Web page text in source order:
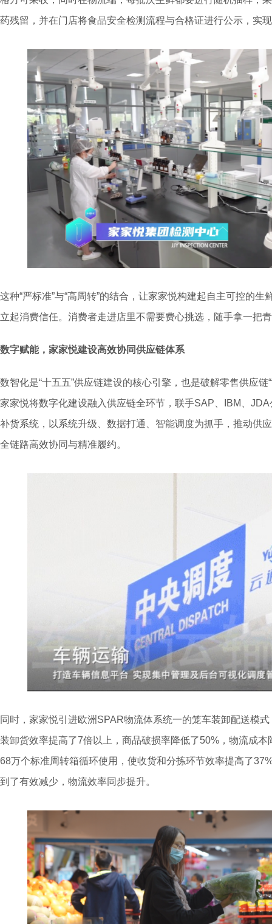
药残留，并在门店将食品安全检测流程与合格证进行公示，实
这种“严标准”与“高周转”的结合，让家家悦构建起自主可控的
立起消费信任。消费者走进店里不需要费心挑选，随手拿一把
数字赋能， 家家悦建设高效协同供应链体系
数智化是“十五五”供应链建设的核心引擎，也是破解零售供应
家家悦将数字化建设融入供应链全环节，联手SAP、IBM、
补货系统，以系统升级、数据打通、智能调度为抓手，推动供
全链路高效协同与精准履约。
同时，家家悦引进欧洲SPAR物流体系统一的笼车装卸配送模
装卸货效率提高了7倍以上，商品破损率降低了50%，物流成
68万个标准周转箱循环使用，使收货和分拣环节效率提高了
到了有效减少，物流效率同步提升。